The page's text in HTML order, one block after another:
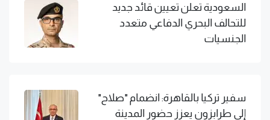
السعودية تعلن تعيين قائد جديد
للتحالف البحري الدفاعي متعدد
الجنسيات
سفير تركيا بالقاهرة: انضمام "صلاح"
إلى طرابزون يعزز حضور المدينة